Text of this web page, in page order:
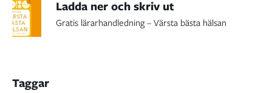
Ladda ner och skriv ut
Gratis lärarhandledning – Värsta bästa hälsan
Taggar